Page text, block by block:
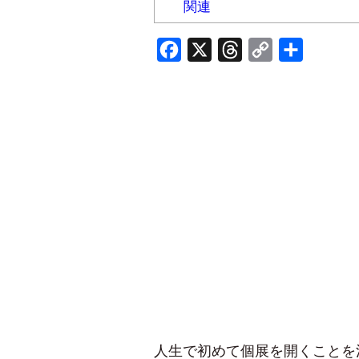
関連
Facebook ThreadsCopy
人生で初めて個展を開くことを